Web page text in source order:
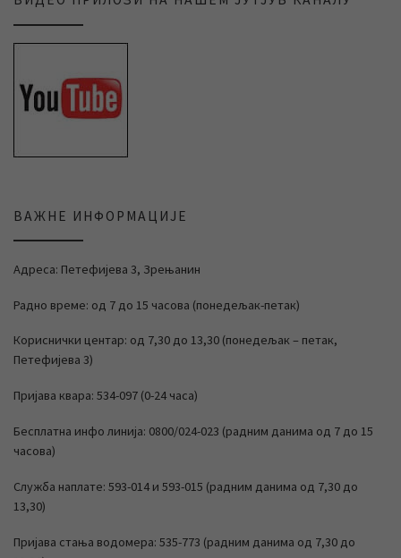
ВАЖНЕ ИНФОРМАЦИЈЕ
Адреса: Петефијева 3, Зрењанин
Радно време: од 7 до 15 часова (понедељак-петак)
Кориснички центар: од 7,30 до 13,30 (понедељак – петак,
Петефијева 3)
Пријава квара: 534-097 (0-24 часа)
Бесплатна инфо линија: 0800/024-023 (радним данима од 7 до 15
часова)
Служба наплате: 593-014 и 593-015 (радним данима од 7,30 до
13,30)
Пријава стања водомера: 535-773 (радним данима од 7,30 до